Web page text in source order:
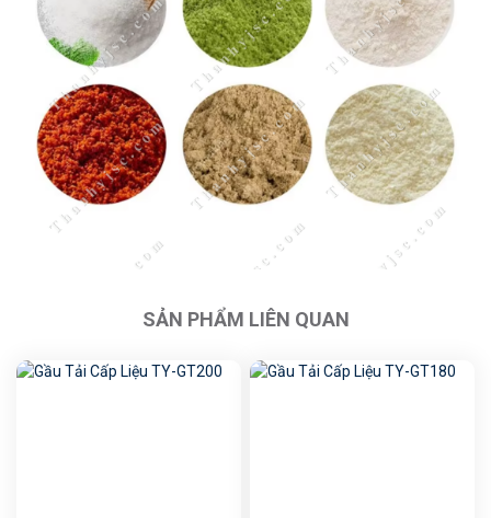
SẢN PHẨM LIÊN QUAN